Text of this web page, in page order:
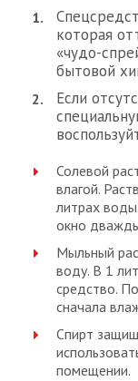
которая
«чудо-
бытовой
Если
Солевой
влагой.
литрах
окно
Мыльный
воду. В 1
средство.
сначала
Спирт
помещении.